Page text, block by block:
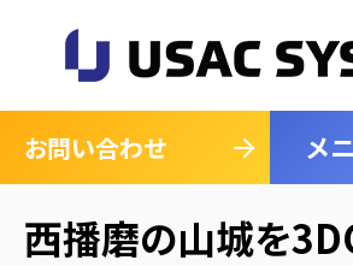
お問い合わせ メ
閉
西播磨の山城を